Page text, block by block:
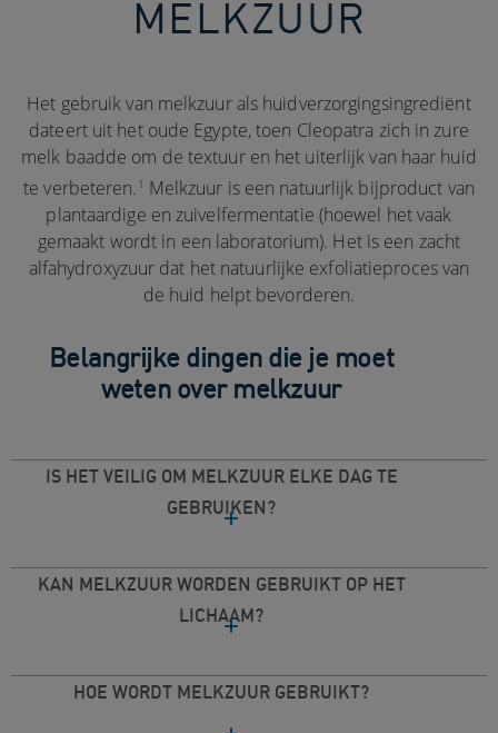
MELKZUUR
Het gebruik van melkzuur als huidverzorgingsingrediënt
dateert uit het oude Egypte, toen Cleopatra zich in zure
melk baadde om de textuur en het uiterlijk van haar huid
te verbeteren. 1 Melkzuur is een natuurlijk bijproduct van
plantaardige en zuivelfermentatie (hoewel het vaak
gemaakt wordt in een laboratorium). Het is een zacht
alfahydroxyzuur dat het natuurlijke exfoliatieproces van
de huid helpt bevorderen.
Belangrijke dingen die je moet
weten over melkzuur
IS HET VEILIG OM MELKZUUR ELKE DAG TE
GEBRUIKEN?
KAN MELKZUUR WORDEN GEBRUIKT OP HET
LICHAAM?
HOE WORDT MELKZUUR GEBRUIKT?